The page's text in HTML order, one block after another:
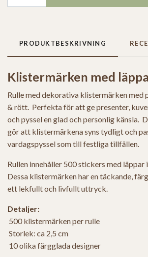
PRODUKTBESKRIVNING
Klistermärken med
Rulle med dekorativa klistermärken med
& rött. Perfekta för att ge presenter,
och pyssel en glad och personlig känsla.
gör att klistermärkena syns tydligt och
vardagspyssel som till festliga tillfällen.
Rullen innehåller 500 stickers med läppar
Dessa klistermärken har en täckande,
ett lekfullt och livfullt uttryck.
Detaljer:
500 klistermärken per rulle
Storlek: ca 2,5 cm
10 olika färgglada designer